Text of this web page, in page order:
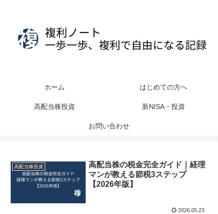
ホーム はじめての方へ
高配当株投資 新NISA・投資
お問い合わせ
高配当株投資
高配当株の税金完全ガイド｜経理
マンが教える節税3ステップ
【2026年版】
2026.05.23